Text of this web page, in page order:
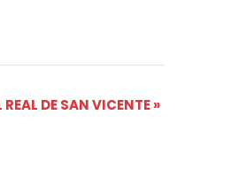
DE SAN VICENTE»